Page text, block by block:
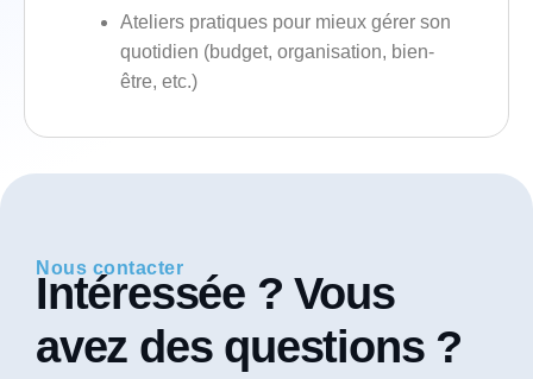
Ateliers pratiques pour mieux gérer son
quotidien (budget, organisation, bien-
être, etc.)
Nous contacter
Intéressée ? Vous
avez des questions ?